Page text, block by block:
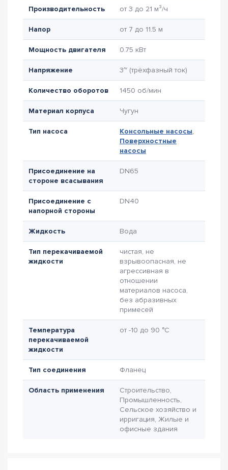
Производительность от 3 до 21 м³/ч
Напор от 7 до 11.5 м
Мощность двигателя 0.75 кВт
Напряжение 3~ (трёхфазный ток)
Количество оборотов 1450 об/мин
Материал корпуса Чугун
Тип насоса Консольные насосы,
Поверхностные
насосы
Присоединение на
стороне всасывания
DN65
Присоединение с
напорной стороны
DN40
Жидкость Вода
Тип перекачиваемой
жидкости
чистая, не
взрывоопасная, не
агрессивная в
отношении
материалов насоса,
без абразивных
примесей
Температура
перекачиваемой
жидкости
от -10 до 90 °C
Тип соединения Фланец
Область применения
Строительство,
Промышленность,
Сельское хозяйство и
ирригация, Жилые и
офисные здания